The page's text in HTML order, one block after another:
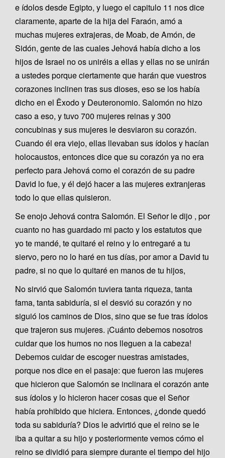
e ídolos desde Egipto, y luego el capitulo 11 nos dice
claramente, aparte de la hija del Faraón, amó a
muchas mujeres extrajeras, de Moab, de Amón, de
Sidón, gente de las cuales Jehová había dicho a los
hijos de Israel no os uniréis a ellas y ellas no se unirán
a ustedes porque ciertamente que harán que vuestros
corazones inclinen tras sus dioses, eso se los había
dicho en el Ëxodo y Deuteronomio. Salomón no hizo
caso a eso, y tuvo 700 mujeres reinas y 300
concubinas y sus mujeres le desviaron su corazón.
Cuando él era viejo, ellas llevaban sus ídolos y hacían
holocaustos, entonces dice que su corazón ya no era
perfecto para Jehová como el corazón de su padre
David lo fue, y él dejó hacer a las mujeres extranjeras
todo lo que ellas quisieron.
Se enojo Jehová contra Salomón. El Señor le dijo , por
cuanto no has guardado mi pacto y los estatutos que
yo te mandé, te quitaré el reino y lo entregaré a tu
siervo, pero no lo haré en tus días, por amor a David tu
padre, si no que lo quitaré en manos de tu hijos,
No sirvió que Salomón tuviera tanta riqueza, tanta
fama, tanta sabiduría, si el desvió su corazón y no
siguió los caminos de Dios, sino que se fue tras ídolos
que trajeron sus mujeres. ¡Cuánto debemos nosotros
cuidar que los humos no nos lleguen a la cabeza!
Debemos cuidar de escoger nuestras amistades,
porque nos dice en el pasaje: que fueron las mujeres
que hicieron que Salomón se inclinara el corazón ante
sus ídolos y lo hicieron hacer cosas que el Señor
había prohibido que hiciera. Entonces, ¿donde quedó
toda su sabiduría? Dios le advirtió que el reino se le
iba a quitar a su hijo y posteriormente vemos cómo el
reino se dividió para siempre durante el tiempo del hijo